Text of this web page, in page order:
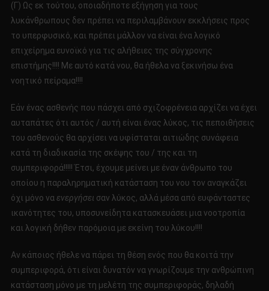
(Γ) Ως εκ τούτου, οποιαδήποτε εξήγηση για τους
λυκάνθρωπους δεν πρέπει να περιλαμβάνουν εκκλήσεις προς
το υπερφυσικό, και πρέπει μάλλον να είναι ένα λογικό
επιχείρημα ευνοϊκό για τις αλήθειες της σύγχρονης
επιστήμης!!!! Με αυτό κατά νου, θα ήθελα να ξεκινήσω ένα
νοητικό πείραμα!!!!
Εάν ένας ασθενής που πάσχει από σχιζοφρένεια αρχίζει να έχει
αυταπάτες ότι αυτός / αυτή είναι ένας λύκος, τις πεποιθήσεις
του ασθενούς θα αρχίσει να υφίσταται αιτιώδης συνάφεια
κατά τη διαδικασία της σκέψης του / της και τη
συμπεριφορά!!!!! Έτσι, έχουμε μείνει με έναν άνθρωπο του
οποίου η παραληρηματική κατάσταση του νου τον αναγκάζει
όχι μόνο να ενεργήσει σαν λύκος, αλλά μέσα από ευφάνταστες
ικανότητες του, υποσυνείδητα κατασκευάσει μια νοοτροπία
και λογική δήθεν παρόμοια με εκείνη του λύκου!!!!
Αν κάποιος ήθελε να πάρει τη θέση ενός που θα κοιτά την
συμπεριφορά, ότι είναι δυνατόν να γνωρίζουμε την ανθρώπινη
κατάσταση μόνο με τη μελέτη της συμπεριφοράς, δηλαδή